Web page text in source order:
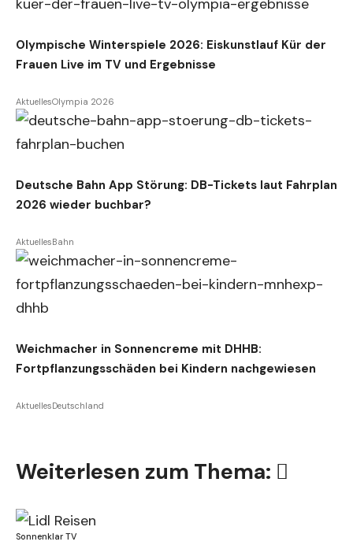
Olympische Winterspiele 2026: Eiskunstlauf Kür der
Frauen Live im TV und Ergebnisse
AktuellesOlympia 2026
Deutsche Bahn App Störung: DB-Tickets laut Fahrplan
2026 wieder buchbar?
AktuellesBahn
Weichmacher in Sonnencreme mit DHHB:
Fortpflanzungsschäden bei Kindern nachgewiesen
AktuellesDeutschland
Weiterlesen zum Thema:
Sonnenklar TV